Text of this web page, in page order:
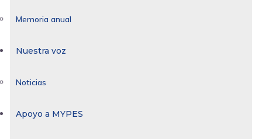
Memoria anual
Nuestra voz
Noticias
Apoyo a MYPES